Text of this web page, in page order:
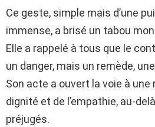
Ce geste, simple mais d’une
immense, a brisé un tabou
Elle a rappelé à tous que le
un danger, mais un remède,
Son acte a ouvert la voie à
dignité et de l’empathie, au-
préjugés.